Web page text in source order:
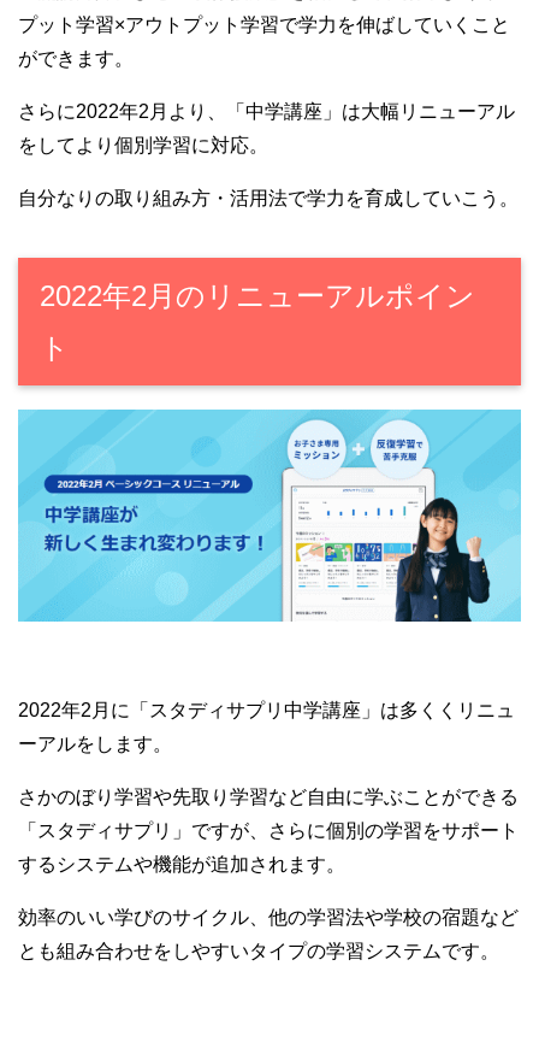
プット学習×アウトプット学習で学力を伸ばしていくこと
ができます。
さらに2022年2月より、「中学講座」は大幅リニューアル
をしてより個別学習に対応。
自分なりの取り組み方・活用法で学力を育成していこう。
2022年2月のリニューアルポイン
ト
2022年2月に「スタディサプリ中学講座」は多くくリニュ
ーアルをします。
さかのぼり学習や先取り学習など自由に学ぶことができる
「スタディサプリ」ですが、さらに個別の学習をサポート
するシステムや機能が追加されます。
効率のいい学びのサイクル、他の学習法や学校の宿題など
とも組み合わせをしやすいタイプの学習システムです。